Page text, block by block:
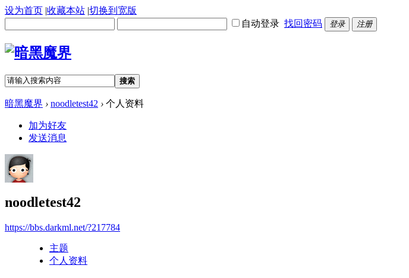
设为首页 |收藏本站 |切换到宽版
自动登录 找回密码 登录 注册
搜索
暗黑魔界 › noodletest42 › 个人资料
加为好友
发送消息
noodletest42
https://bbs.darkml.net/?217784
主题
个人资料